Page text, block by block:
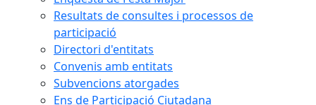
Resultats de consultes i processos de
participació
Directori d'entitats
Convenis amb entitats
Subvencions atorgades
Ens de Participació Ciutadana